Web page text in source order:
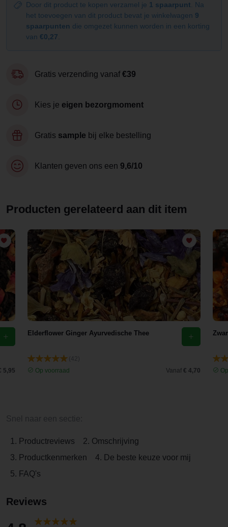
Door dit product te kopen verzamel je 1 spaarpunt . Na
het toevoegen van dit product bevat je winkelwagen 9
spaarpunten die omgezet kunnen worden in een korting
van €0,27
Gratis verzending vanaf €39
Kies je eigen bezorgmoment
Gratis sample bij elke bestelling
Klanten geven ons een 9,6/10
Producten gerelateerd aan dit item
5,95
Elderflower Ginger Ayurvedische Thee
Op voorraad
Vanaf € 4,70
1. Productreviews
2. Omschrijving
3. Productkenmerken
4. De beste keuze voor mij
5. FAQ's
Reviews